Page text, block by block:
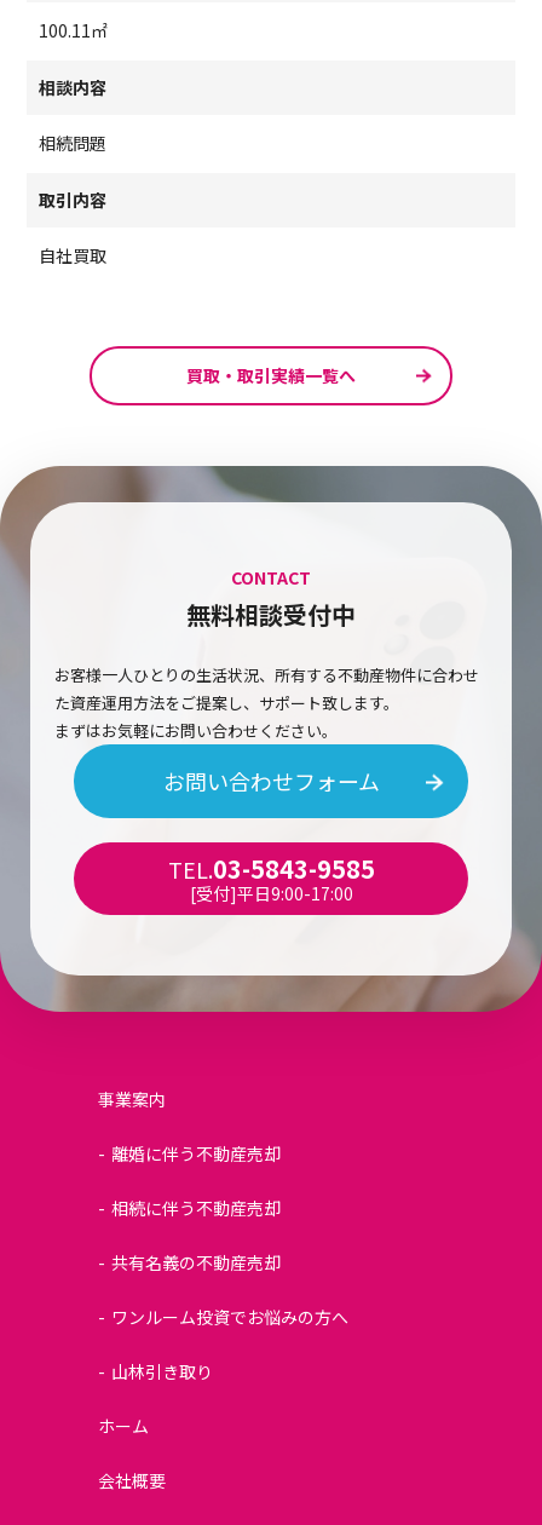
100.11㎡
相談内容
相続問題
取引内容
自社買取
買取・取引実績一覧へ
CONTACT
無料相談受付中
お客様一人ひとりの生活状況、所有する不動産物件に合わせ
た資産運用方法をご提案し、サポート致します。
まずはお気軽にお問い合わせください。
お問い合わせフォーム
TEL.03-5843-9585
[受付]平日9:00-17:00
事業案内
離婚に伴う不動産売却
相続に伴う不動産売却
共有名義の不動産売却
ワンルーム投資でお悩みの方へ
山林引き取り
ホーム
会社概要